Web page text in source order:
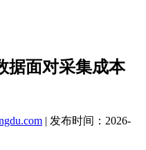
据面对采集成本
| 发布时间：2026-